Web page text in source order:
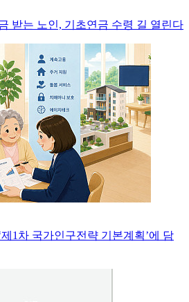
받는 노인, 기초연금 수령 길 열린다
1차 국가인구전략 기본계획’에 담